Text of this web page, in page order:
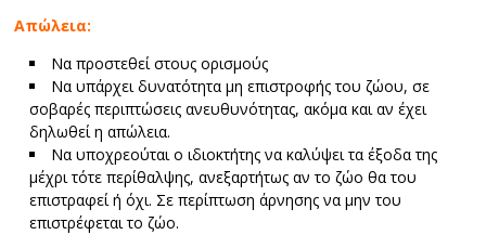
Απώλεια:
Να προστεθεί στους ορισμούς
Να υπάρχει δυνατότητα μη επιστροφής του ζώου, σε
σοβαρές περιπτώσεις ανευθυνότητας, ακόμα και αν έχει
δηλωθεί η απώλεια.
Να υποχρεούται ο ιδιοκτήτης να καλύψει τα έξοδα της
μέχρι τότε περίθαλψης, ανεξαρτήτως αν το ζώο θα του
επιστραφεί ή όχι. Σε περίπτωση άρνησης να μην του
επιστρέφεται το ζώο.